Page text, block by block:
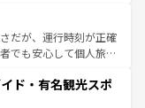
お、新着の
してほしい。
、優雅なアフタヌーン
英国パブ、サッカー観
も豊富。イギリスを旅
だが、運行時刻が正確
でも安心して個人旅行
ならではのユニークな
なく町歩きも満喫する
ド・有名観光スポ